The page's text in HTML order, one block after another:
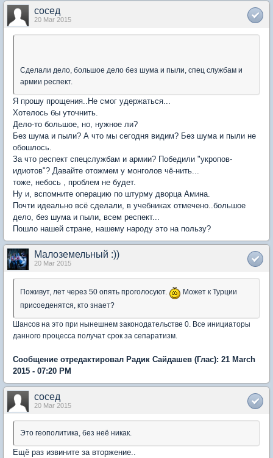
сосед
20 Mar 2015
Сделали дело, большое дело без шума и пыли, спец службам и
армии респект.
Я прошу прощения..Не смог удержаться...
Хотелось бы уточнить.
Дело-то большое, но, нужное ли?
Без шума и пыли? А что мы сегодня видим? Без шума и пыли не
обошлось.
За что респект спецслужбам и армии? Победили "укропов-
идиотов"? Давайте отожмем у монголов чё-нить...
тоже, небось , проблем не будет.
Ну и, вспомните операцию по штурму дворца Амина.
Почти идеально всё сделали, в учебниках отмечено..большое
дело, без шума и пыли, всем респект...
Пошло нашей стране, нашему народу это на пользу?
Малоземельный :))
20 Mar 2015
Поживут, лет через 50 опять проголосуют.
Может к Турции
присоеденятся, кто знает?
Шансов на это при нынешнем законодательстве 0. Все инициаторы
данного процесса получат срок за сепаратизм.
Сообщение отредактировал Радик Сайдашев (Глас): 21 March
2015 - 07:20 PM
сосед
20 Mar 2015
Это геополитика, без неё никак.
Ещё раз извините за вторжение..